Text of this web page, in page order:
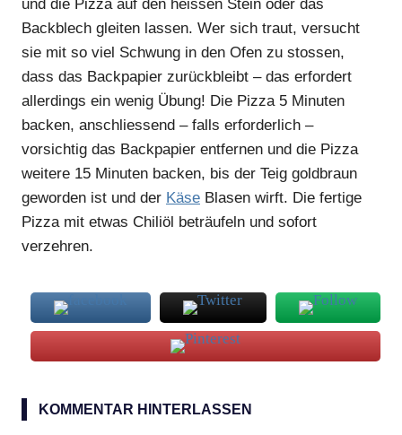
und die Pizza auf den heissen Stein oder das
Backblech gleiten lassen. Wer sich traut, versucht
sie mit so viel Schwung in den Ofen zu stossen,
dass das Backpapier zurückbleibt – das erfordert
allerdings ein wenig Übung! Die Pizza 5 Minuten
backen, anschliessend – falls erforderlich –
vorsichtig das Backpapier entfernen und die Pizza
weitere 15 Minuten backen, bis der Teig goldbraun
geworden ist und der Käse Blasen wirft. Die fertige
Pizza mit etwas Chiliöl beträufeln und sofort
verzehren.
piccante
KOMMENTAR HINTERLASSEN